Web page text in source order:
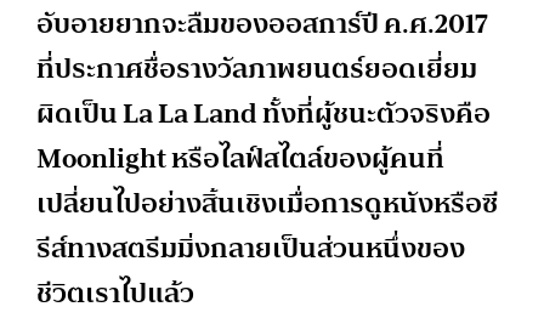
อับอายยากจะลืมของออสการ์ปี ค.ศ.2017
ที่ประกาศชื่อรางวัลภาพยนตร์ยอดเยี่ยม
ผิดเป็น La La Land ทั้งที่ผู้ชนะตัวจริงคือ
Moonlight หรือไลฟ์สไตล์ของผู้คนที่
เปลี่ยนไปอย่างสิ้นเชิงเมื่อการดูหนังหรือซี
รีส์ทางสตรีมมิ่งกลายเป็นส่วนหนึ่งของ
ชีวิตเราไปแล้ว